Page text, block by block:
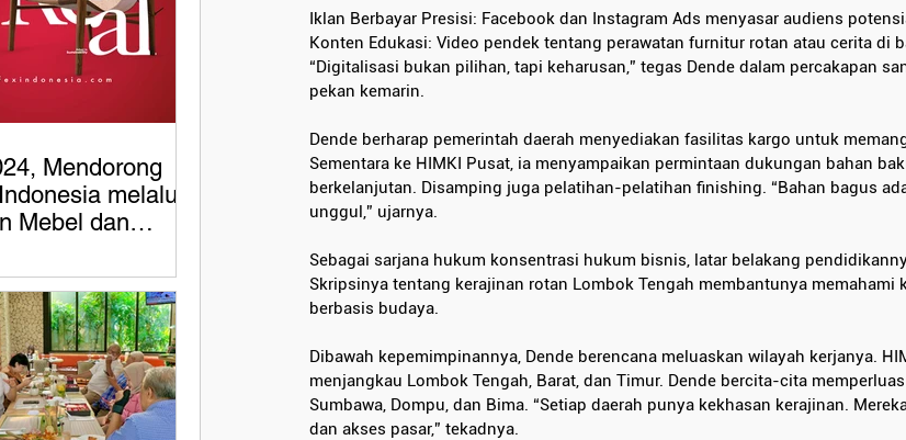
Mendorong
melalui
Mebel dan
Iklan Berbayar Presisi: Facebook dan Instagram Ads menyasar audiens
Konten Edukasi: Video pendek tentang perawatan furnitur rotan atau cerita di
“Digitalisasi bukan pilihan, tapi keharusan,” tegas Dende dalam percakapan
pekan kemarin.
Dende berharap pemerintah daerah menyediakan fasilitas kargo untuk
Sementara ke HIMKI Pusat, ia menyampaikan permintaan dukungan bahan
berkelanjutan. Disamping juga pelatihan-pelatihan finishing. “Bahan bagus
unggul,” ujarnya.
Sebagai sarjana hukum konsentrasi hukum bisnis, latar belakang
Skripsinya tentang kerajinan rotan Lombok Tengah membantunya memahami
berbasis budaya.
Dibawah kepemimpinannya, Dende berencana meluaskan wilayah kerjanya.
menjangkau Lombok Tengah, Barat, dan Timur. Dende bercita-cita
Sumbawa, Dompu, dan Bima. “Setiap daerah punya kekhasan kerajinan.
dan akses pasar,” tekadnya.